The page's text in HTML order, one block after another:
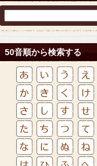
50音順から検索する